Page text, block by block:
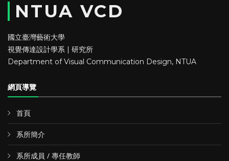
NTUA VCD
國立臺灣藝術大學
視覺傳達設計學系 | 研究所
Department of Visual Communication Design, NTUA
網頁導覽
首頁
系所簡介
系所成員 / 專任教師